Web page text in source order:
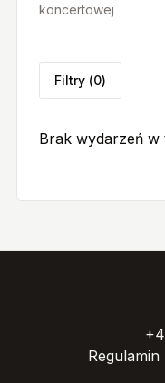
koncertowej
Filtry (0)
Brak wydarzeń w